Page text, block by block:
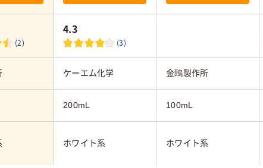
(2)
4.3
(3)
ケーエム化学 金鵄製作所
200mL 100mL
ホワイト系 ホワイト系